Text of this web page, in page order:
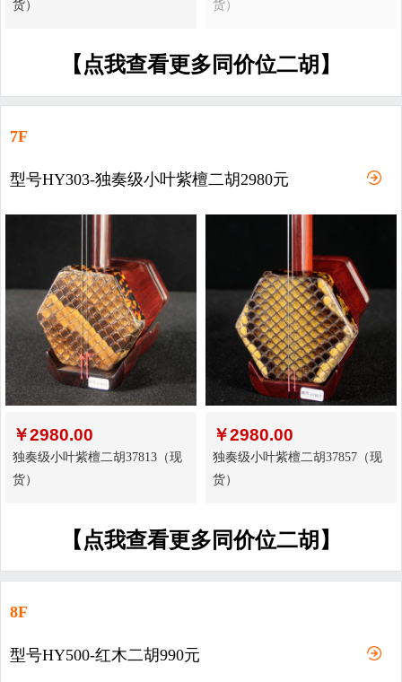
货） 货）
【点我查看更多同价位二胡】
7F
型号HY303-独奏级小叶紫檀二胡2980元
￥2980.00
独奏级小叶紫檀二胡37813（现
货）
￥2980.00
独奏级小叶紫檀二胡37857（现
货）
【点我查看更多同价位二胡】
8F
型号HY500-红木二胡990元